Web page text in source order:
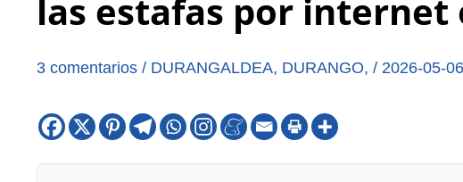
las estafas por internet
3 comentarios / DURANGALDEA, DURANGO, / 2026-05-06